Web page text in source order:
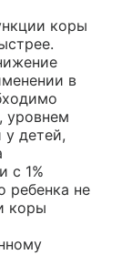
коры
в
уровнем
у детей,
с 1%
ребенка не
коры